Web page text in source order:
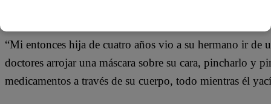
“Mi entonces hija de cuatro años vio a su hermano ir de
doctores arrojar una máscara sobre su cara, pincharlo y
medicamentos a través de su cuerpo, todo mientras él